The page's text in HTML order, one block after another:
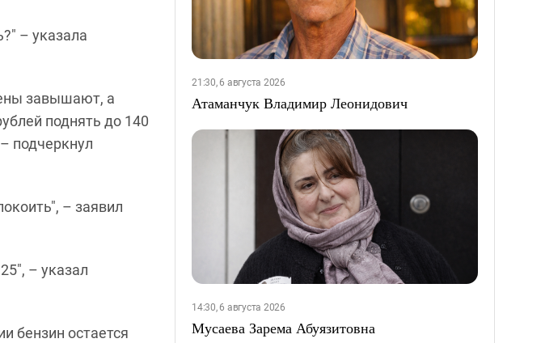
– указала
завышают, а
поднять до 140
подчеркнул
– заявил
– указал
бензин остается
21:30, 6 августа 2026
Атаманчук Владимир Леонидович
14:30, 6 августа 2026
Мусаева Зарема Абуязитовна